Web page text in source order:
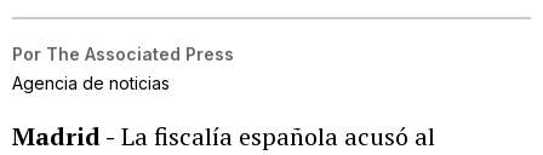
Por The Associated Press
Agencia de noticias
Madrid - La fiscalía española acusó al